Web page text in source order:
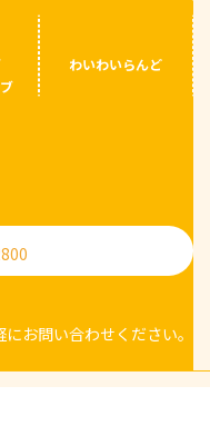
わいわいらんど
お問い合わせください。